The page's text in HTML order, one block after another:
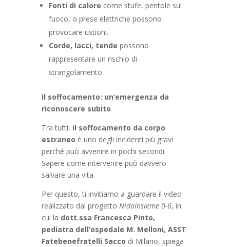
Fonti di calore come stufe, pentole sul
fuoco, o prese elettriche possono
provocare ustioni.
Corde, lacci, tende possono
rappresentare un rischio di
strangolamento.
Il soffocamento: un’emergenza da
riconoscere subito
Tra tutti, il soffocamento da corpo
estraneo è uno degli incidenti più gravi
perché può avvenire in pochi secondi.
Sapere come intervenire può davvero
salvare una vita.
Per questo, ti invitiamo a guardare il video
realizzato dal progetto NidoInsieme 0-6, in
cui la dott.ssa Francesca Pinto,
pediatra dell’ospedale M. Melloni, ASST
Fatebenefratelli Sacco di Milano, spiega